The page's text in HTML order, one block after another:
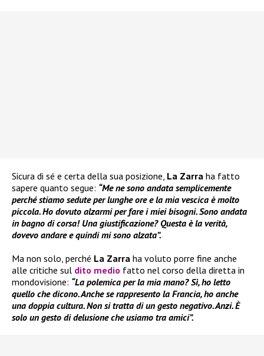
Sicura di sé e certa della sua posizione, La Zarra ha fatto
sapere quanto segue: “Me ne sono andata semplicemente
perché stiamo sedute per lunghe ore e la mia vescica è molto
piccola. Ho dovuto alzarmi per fare i miei bisogni. Sono andata
in bagno di corsa! Una giustificazione? Questa è la verità,
dovevo andare e quindi mi sono alzata”.
Ma non solo, perché La Zarra ha voluto porre fine anche
alle critiche sul dito medio fatto nel corso della diretta in
mondovisione: “La polemica per la mia mano? Sì, ho letto
quello che dicono. Anche se rappresento la Francia, ho anche
una doppia cultura. Non si tratta di un gesto negativo. Anzi. È
solo un gesto di delusione che usiamo tra amici”.